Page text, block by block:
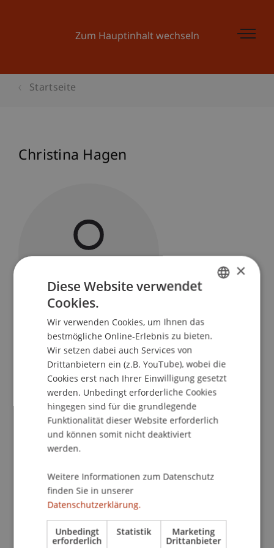
Zum Hauptinhalt wechseln
Startseite
Christina Hagen
Veranstaltungsbetreuerin
Liechtenstein Executive School
Universität Liechtenstein
Fürst-Franz-Josef-Strasse
9490 Vaduz
Liechtenstein
T. +423 265 12 25
×
Diese Website verwendet
Cookies.
Wir verwenden Cookies, um Ihnen das
bestmögliche Online-Erlebnis zu bieten.
Wir setzen dabei auch Services von
Drittanbietern ein (z.B. YouTube), wobei die
Cookies erst nach Ihrer Einwilligung gesetzt
werden. Unbedingt erforderliche Cookies
hingegen sind für die grundlegende
Funktionalität dieser Website erforderlich
und können somit nicht deaktiviert
werden.
Weitere Informationen zum Datenschutz
finden Sie in unserer
Datenschutzerklärung.
Unbedingt
erforderlich
Statistik Marketing
Drittanbieter